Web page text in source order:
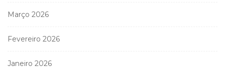
Março 2026
Fevereiro 2026
Janeiro 2026